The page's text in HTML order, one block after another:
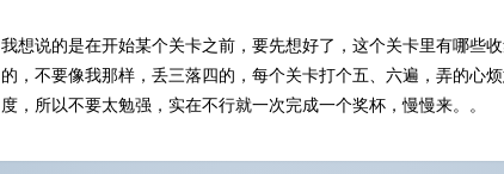
我想说的是在开始某个关卡之前，要先想好了，这个关卡里有哪些
的，不要像我那样，丢三落四的，每个关卡打个五、六遍，弄的心
度，所以不要太勉强，实在不行就一次完成一个奖杯，慢慢来。。